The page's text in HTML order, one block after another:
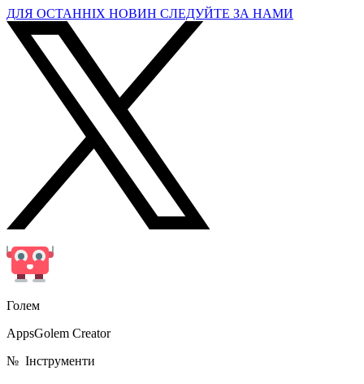
ДЛЯ ОСТАННІХ НОВИН СЛЕДУЙТЕ ЗА НАМИ
Голем
AppsGolem Creator
№ Інструменти